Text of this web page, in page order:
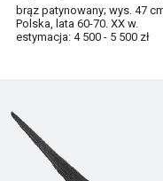
brąz patynowany; wys. 47
Polska, lata 60-70. XX w.
estymacja: 4 500 - 5 500 zł